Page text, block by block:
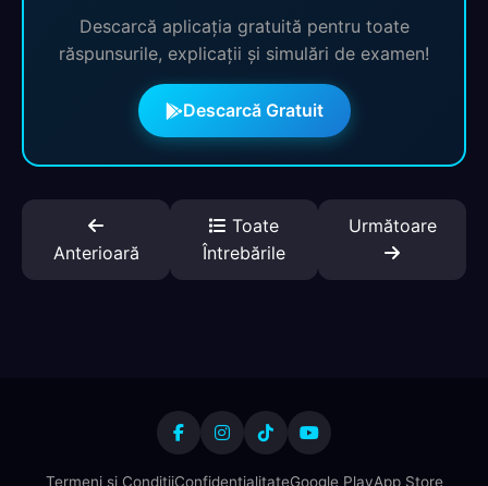
Descarcă aplicația gratuită pentru toate
răspunsurile, explicații și simulări de examen!
Descarcă Gratuit
Anterioară
Toate
Întrebările
Următoare
Termeni și CondițiiConfidențialitateGoogle PlayApp Store